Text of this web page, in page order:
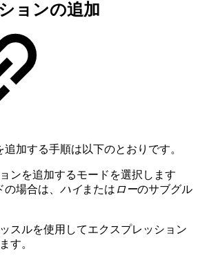
ョンの追加
加する手順は以下のとおりです。
ンを追加するモードを選択します
の場合は、 ハイまたは ローのサブグル
スルを使用してエクスプレッション
す。